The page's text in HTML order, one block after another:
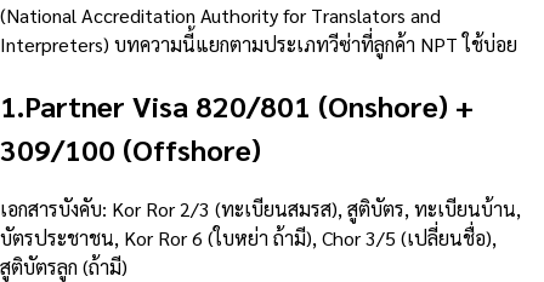
(National Accreditation Authority for Translators and
Interpreters) บทความนี้แยกตามประเภทวีซ่าที่ลูกค้า NPT ใช้บ่อย
1.Partner Visa 820/801 (Onshore) +
309/100 (Offshore)
เอกสารบังคับ: Kor Ror 2/3 (ทะเบียนสมรส), สูติบัตร, ทะเบียนบ้าน,
บัตรประชาชน, Kor Ror 6 (ใบหย่า ถ้ามี), Chor 3/5 (เปลี่ยนชื่อ),
สูติบัตรลูก (ถ้ามี)